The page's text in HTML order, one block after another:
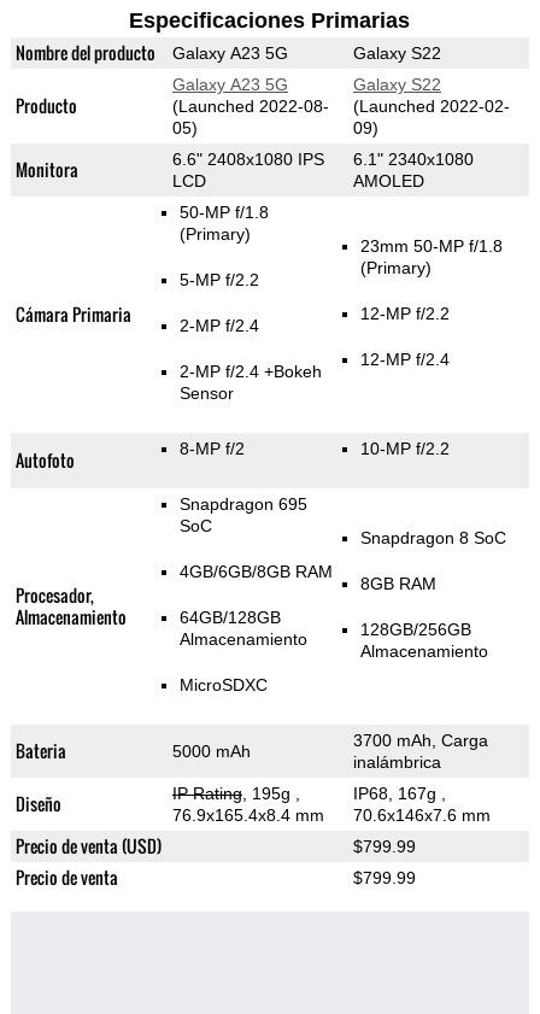
Especificaciones Primarias
Nombre del producto Galaxy A23 5G Galaxy S22
Producto
Galaxy A23 5G
(Launched 2022-08-
05)
Galaxy S22
(Launched 2022-02-
09)
Monitora
6.6" 2408x1080 IPS
LCD
6.1" 2340x1080
AMOLED
Cámara Primaria
50-MP f/1.8
(Primary)
5-MP f/2.2
2-MP f/2.4
2-MP f/2.4 +Bokeh
Sensor
23mm 50-MP f/1.8
(Primary)
12-MP f/2.2
12-MP f/2.4
Autofoto 8-MP f/2 10-MP f/2.2
Procesador,
Almacenamiento
Snapdragon 695
SoC
4GB/6GB/8GB RAM
64GB/128GB
Almacenamiento
MicroSDXC
Snapdragon 8 SoC
8GB RAM
128GB/256GB
Almacenamiento
Bateria 5000 mAh
3700 mAh, Carga
inalámbrica
Diseño IP Rating, 195g
76.9x165.4x8.4 mm
IP68, 167g
70.6x146x7.6 mm
Precio de venta (USD) $799.99
Precio de venta $799.99